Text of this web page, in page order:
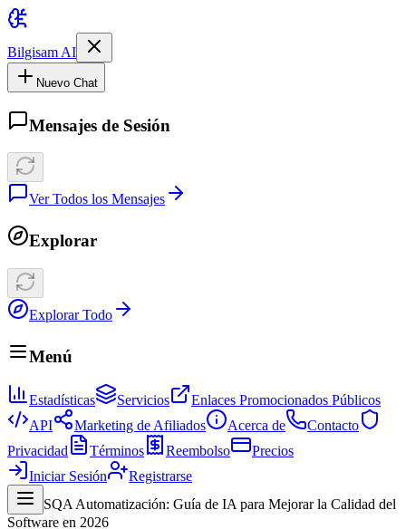
Bilgisam AI
Nuevo Chat
Mensajes de Sesión
Ver Todos los Mensajes
Explorar
Explorar Todo
Menú
Estadísticas Servicios
Enlaces Promocionados Públicos
API
Marketing de Afiliados Acerca de
Contacto
Privacidad
Términos Reembolso
Precios
Iniciar Sesión
Registrarse
SQA Automatización: Guía de IA para Mejorar la Calidad del
Software en 2026